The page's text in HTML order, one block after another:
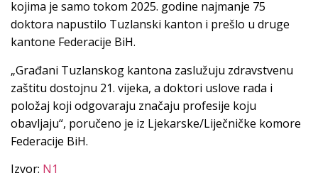
kojima je samo tokom 2025. godine najmanje 75
doktora napustilo Tuzlanski kanton i prešlo u druge
kantone Federacije BiH.
„Građani Tuzlanskog kantona zaslužuju zdravstvenu
zaštitu dostojnu 21. vijeka, a doktori uslove rada i
položaj koji odgovaraju značaju profesije koju
obavljaju“, poručeno je iz Ljekarske/Liječničke komore
Federacije BiH.
Izvor: N1